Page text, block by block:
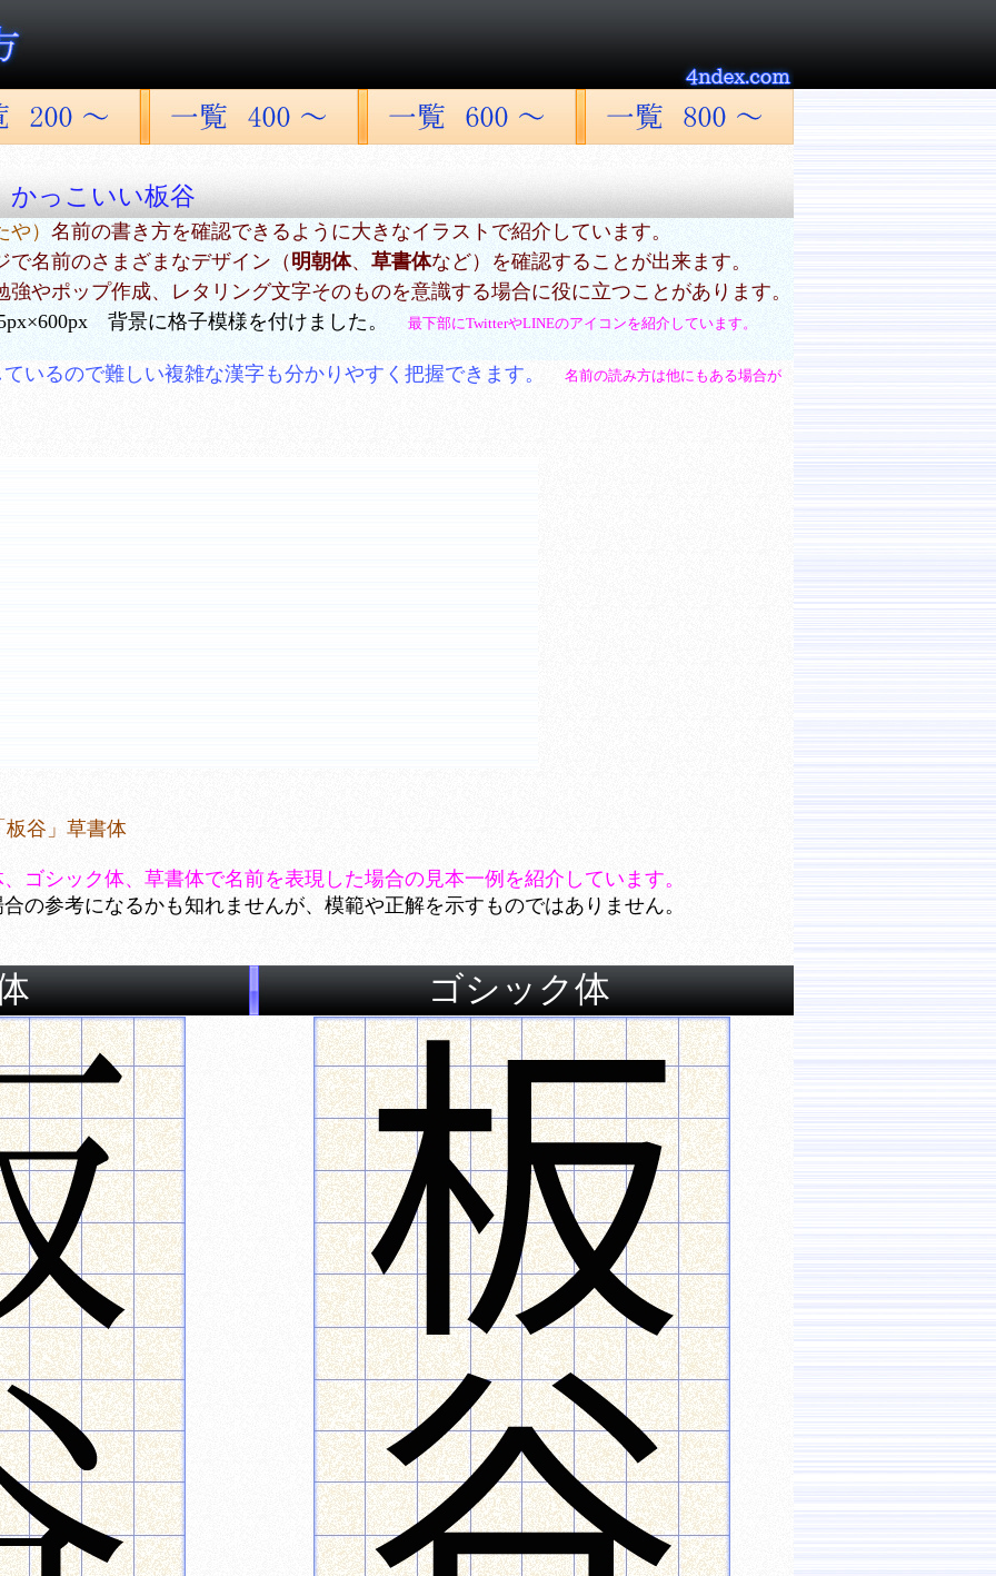
っこいい板谷
や） 名前の書き方を確認できるように大きなイラストで紹介しています。
で名前のさまざまなデザイン（ 明朝体、 草書体など）を確認することが出来ます。
強やポップ作成、レタリング文字そのものを意識する場合に役に立つことがあります。
背景に格子模様を付けました。
最下部にTwitterやLINEのアイコンを紹介しています。
いるので難しい複雑な漢字も分かりやすく把握できます。 名前の読み方は他にもある場合が
谷」草書体
ゴシック体、草書体で名前を表現した場合の見本一例を紹介しています。
の参考になるかも知れませんが、模範や正解を示すものではありません。
ゴシック体